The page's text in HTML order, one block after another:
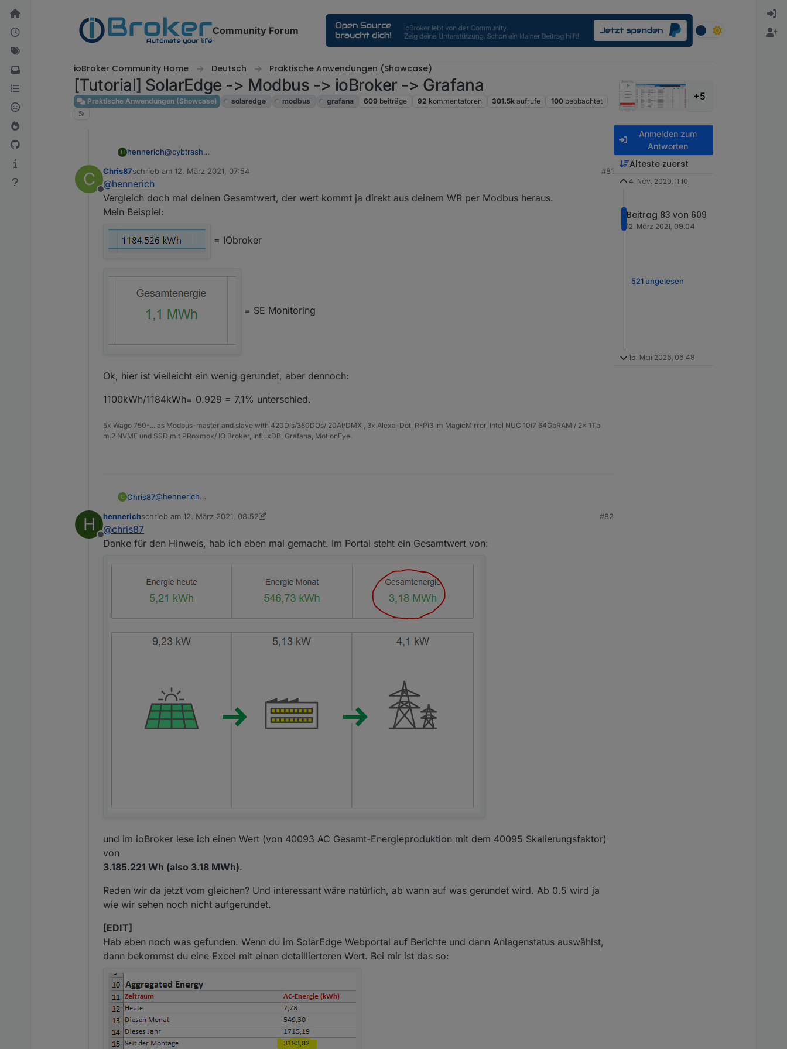
Weiter zum Inhalt
Community Forum
ioBroker Community Home Deutsch Praktische Anwendungen (Showcase)
[Tutorial] SolarEdge -> Modbus -> ioBroker -> Grafana
Praktische Anwendungen (Showcase) solaredge modbus grafana 609 beiträge 92 kommentatoren 301.5k aufrufe 100 beobachtet +5
H hennerich@cybtrash
Grüße
C
Offline
Chris87schrieb am 12. März 2021, 07:54
zuletzt editiert von
#81
@hennerich
Vergleich doch mal deinen Gesamtwert, der wert kommt ja direkt aus deinem WR per Modbus heraus.
Mein Beispiel:
= IObroker
= SE Monitoring
Ok, hier ist vielleicht ein wenig gerundet, aber dennoch:
1100kWh/1184kWh= 0.929 = 7,1% unterschied.
5x Wago 750-... as Modbus-master and slave with 420DIs/380DOs/ 20AI/DMX , 3x Alexa-Dot, R-Pi3 im MagicMirror, Intel NUC 10i7 64GbRAM / 2x 1Tb
m.2 NVME und SSD mit PRoxmox/ IO Broker, InfluxDB, Grafana, MotionEye.
C Chris87@hennerich
Mein Beispiel:
= SE Monitoring
Ok, hier ist vielleicht ein wenig gerundet, aber dennoch:
1100kWh/1184kWh= 0.929 = 7,1% unterschied.
H
Offline
hennerichschrieb am 12. März 2021, 08:52
zuletzt editiert von hennerich3. Dez. 2021, 09:59
#82
@chris87
Danke für den Hinweis, hab ich eben mal gemacht. Im Portal steht ein Gesamtwert von:
und im ioBroker lese ich einen Wert (von 40093 AC Gesamt-Energieproduktion mit dem 40095 Skalierungsfaktor)
von
3.185.221 Wh (also 3.18 MWh).
Reden wir da jetzt vom gleichen? Und interessant wäre natürlich, ab wann auf was gerundet wird. Ab 0.5 wird ja
wie wir sehen noch nicht aufgerundet.
[EDIT]
Hab eben noch was gefunden. Wenn du im SolarEdge Webportal auf Berichte und dann Anlagenstatus auswählst,
dann bekommst du eine Excel mit einen detaillierteren Wert. Bei mir ist das so:
Anmelden zum
Antworten
Älteste zuerst
4. Nov. 2020, 11:10
Beitrag 83 von 609
12. März 2021, 09:04
521 ungelesen
15. Mai 2026, 06:48